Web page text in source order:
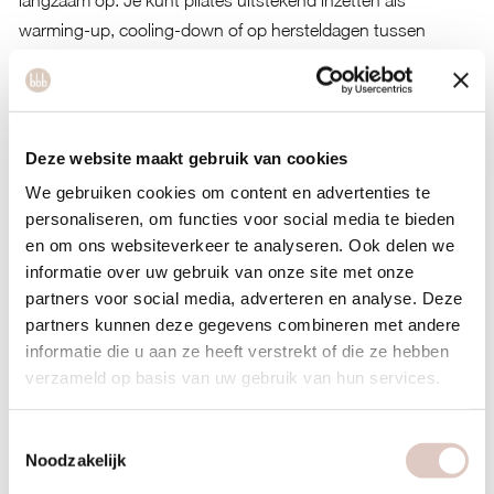
Deze website maakt gebruik van cookies
We gebruiken cookies om content en advertenties te
personaliseren, om functies voor social media te bieden
en om ons websiteverkeer te analyseren. Ook delen we
informatie over uw gebruik van onze site met onze
partners voor social media, adverteren en analyse. Deze
partners kunnen deze gegevens combineren met andere
informatie die u aan ze heeft verstrekt of die ze hebben
verzameld op basis van uw gebruik van hun services.
Noodzakelijk
warming-up, cooling-down of op hersteldagen tussen
De timing van je pilatessessies maakt uit. Op dagen dat je
rustdagen kan een volledige pilatessessie helpen om je
mobiliteit te behouden en zwakke punten aan te pakken.
Consistentie is belangrijker dan intensiteit. Regelmatige,
kortere sessies leveren betere resultaten op dan sporadische
lange trainingen. Na zes tot acht weken regelmatige
pilatestraining merk je meestal de eerste verbeteringen in je
sportprestaties.
Voor welke sporten is pilates het meest effectief?
rotatie, balans
en corestabiliteit
vereisen. Tennis en golf profiteren enorm